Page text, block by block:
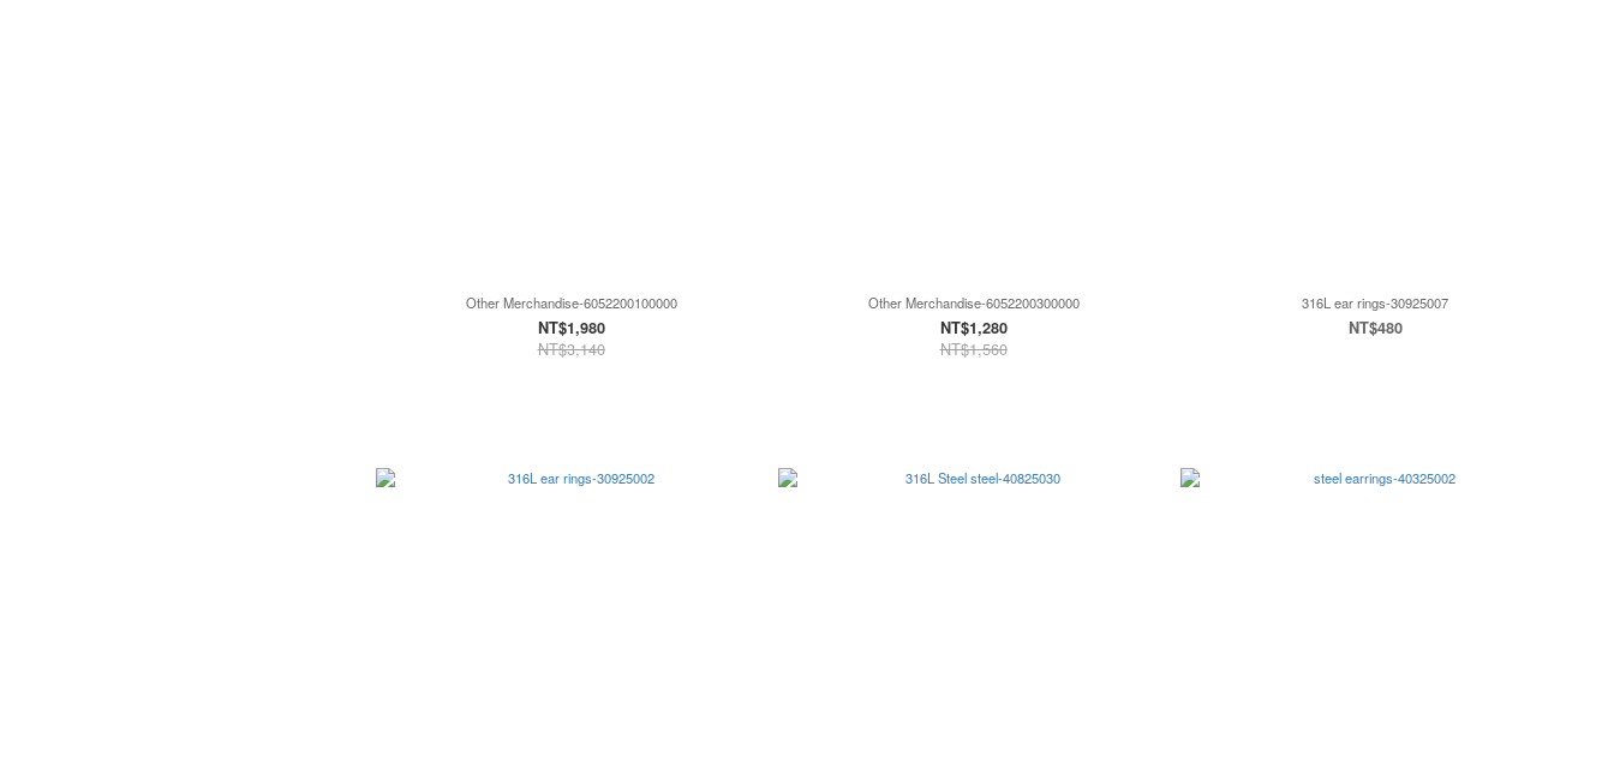
Other Merchandise-6052200100000
NT$1,980
NT$3,140
Other Merchandise-6052200300000
NT$1,280
NT$1,560
316L ear rings-30925007
NT$480